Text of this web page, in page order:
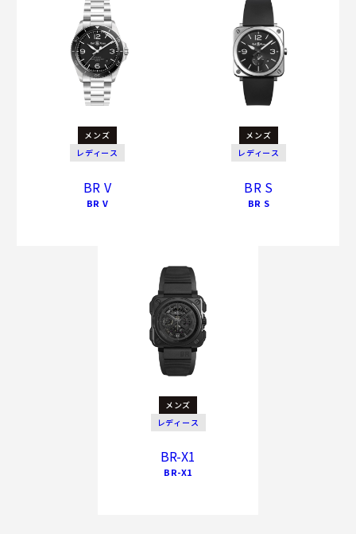
メンズ
レディース
BR V
BR V
メンズ
レディース
BR S
BR S
メンズ
レディース
BR-X1
BR-X1